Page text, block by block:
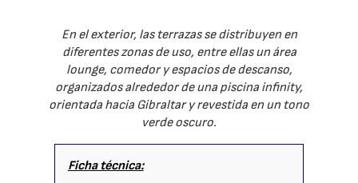
En el exterior, las terrazas se distribuyen en
diferentes zonas de uso, entre ellas un área
lounge, comedor y espacios de descanso,
organizados alrededor de una piscina infinity,
orientada hacia Gibraltar y revestida en un tono
verde oscuro.
Ficha técnica: